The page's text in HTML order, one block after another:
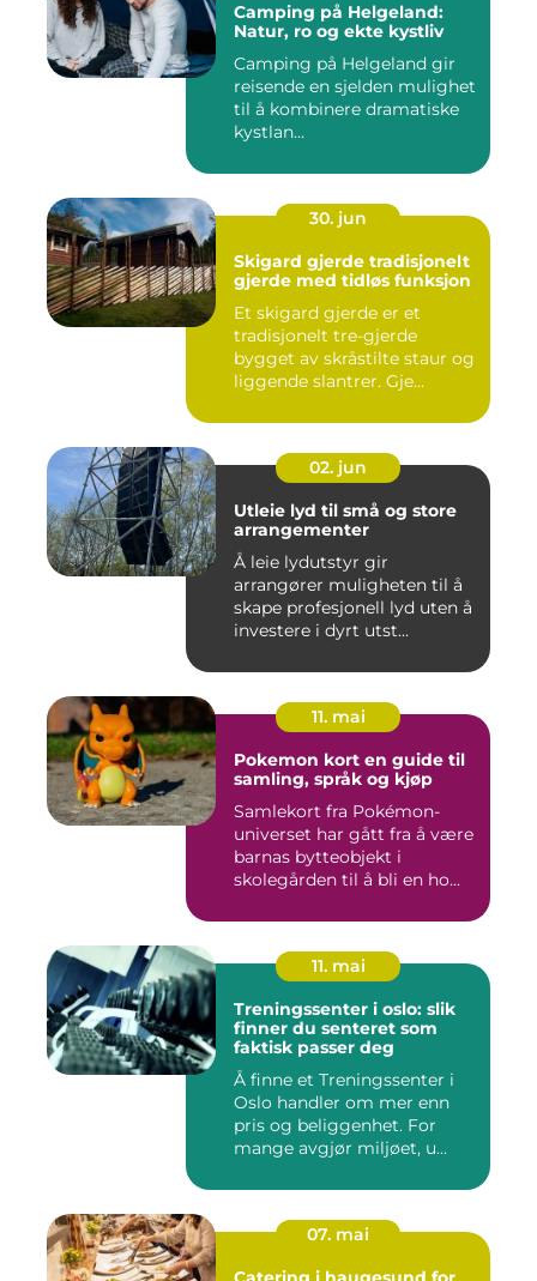
Camping på Helgeland:
Natur, ro og ekte kystliv
Camping på Helgeland gir
reisende en sjelden mulighet
til å kombinere dramatiske
kystlan...
30. jun
Skigard gjerde tradisjonelt
gjerde med tidløs funksjon
Et skigard gjerde er et
tradisjonelt tre-gjerde
bygget av skråstilte staur og
liggende slantrer. Gje...
02. jun
Utleie lyd til små og store
arrangementer
Å leie lydutstyr gir
arrangører muligheten til å
skape profesjonell lyd uten å
investere i dyrt utst...
11. mai
Pokemon kort en guide til
samling, språk og kjøp
Samlekort fra Pokémon-
universet har gått fra å være
barnas bytteobjekt i
skolegården til å bli en ho...
11. mai
Treningssenter i oslo: slik
finner du senteret som
faktisk passer deg
Å finne et Treningssenter i
Oslo handler om mer enn
pris og beliggenhet. For
mange avgjør miljøet, u...
07. mai